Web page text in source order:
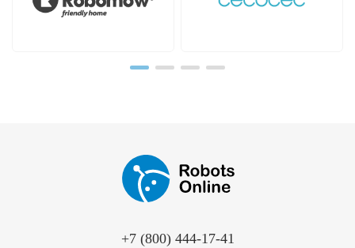
+7 (800) 444-17-41